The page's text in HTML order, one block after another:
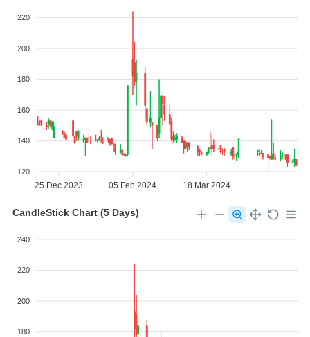
220
200
180
160
140
120
25 Dec 2023 05 Feb 2024 18 Mar 2024
CandleStick Chart (5 Days)
240
220
200
180